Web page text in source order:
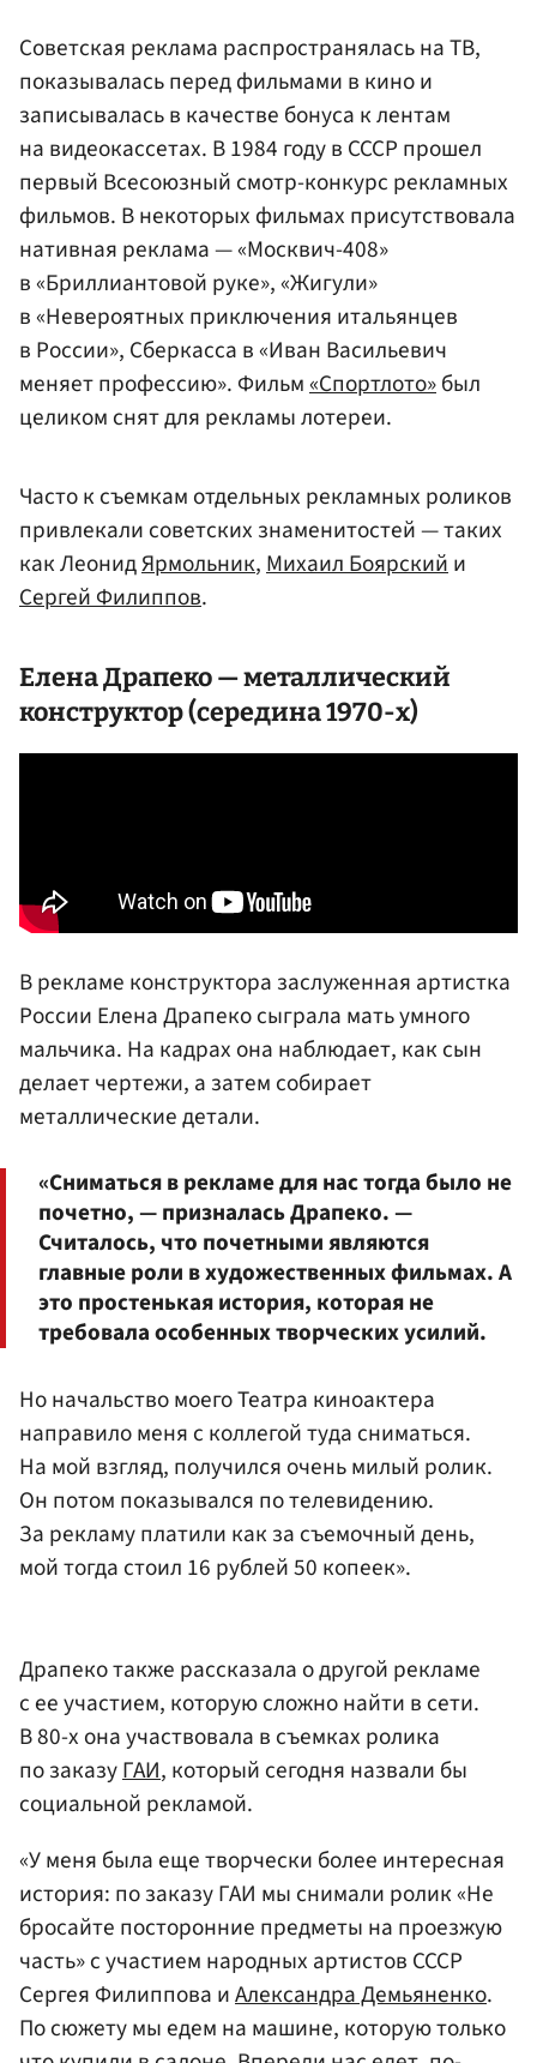
Советская реклама распространялась на ТВ,
показывалась перед фильмами в кино и
записывалась в качестве бонуса к лентам
на видеокассетах. В 1984 году в СССР прошел
первый Всесоюзный смотр-конкурс рекламных
фильмов. В некоторых фильмах присутствовала
нативная реклама — «Москвич-408»
в «Бриллиантовой руке», «Жигули»
в «Невероятных приключения итальянцев
в России», Сберкасса в «Иван Васильевич
меняет профессию». Фильм«Спортлото»был
целиком снят для рекламы лотереи.
Часто к съемкам отдельных рекламных роликов
привлекали советских знаменитостей — таких
как ЛеонидЯрмольник,Михаил Боярскийи
Сергей Филиппов.
ЕленаДрапеко— металлический
конструктор (середина 1970-х)
В рекламе конструктора заслуженная артистка
России Елена Драпеко сыграла мать умного
мальчика. На кадрах она наблюдает, как сын
делает чертежи, а затем собирает
металлические детали.
«Сниматься в рекламе для нас тогда было не
почетно, — призналась Драпеко. —
Считалось, что почетными являются
главные роли в художественных фильмах. А
это простенькая история, которая не
требовала особенных творческих усилий.
Но начальство моего Театра киноактера
направило меня с коллегой туда сниматься.
На мой взгляд, получился очень милый ролик.
Он потом показывался по телевидению.
За рекламу платили как за съемочный день,
мой тогда стоил 16 рублей 50 копеек».
Драпеко также рассказала о другой рекламе
с ее участием, которую сложно найти в сети.
В 80-х она участвовала в съемках ролика
по заказуГАИ, который сегодня назвали бы
социальной рекламой.
«У меня была еще творчески более интересная
история: по заказу ГАИ мы снимали ролик «Не
бросайте посторонние предметы на проезжую
часть» с участием народных артистов СССР
Сергея Филиппова иАлександра Демьяненко.
По сюжету мы едем на машине, которую только